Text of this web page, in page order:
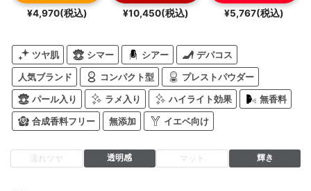
¥4,970(税込) ¥10,450(税込) ¥5,767(税込)
ツヤ肌 シマー シアー デパコス
人気ブランド コンパクト型 プレストパウダー
パール入り ラメ入り ハイライト効果 無香料
合成香料フリー 無添加 イエベ向け
濡れツヤ 透明感 マット 輝き